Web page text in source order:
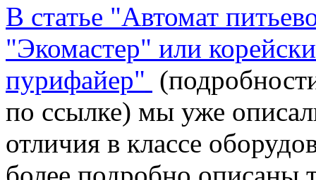
В статье "Автомат
"Экомастер" или
пурифайер"
по ссылке) мы уже
отличия в классе